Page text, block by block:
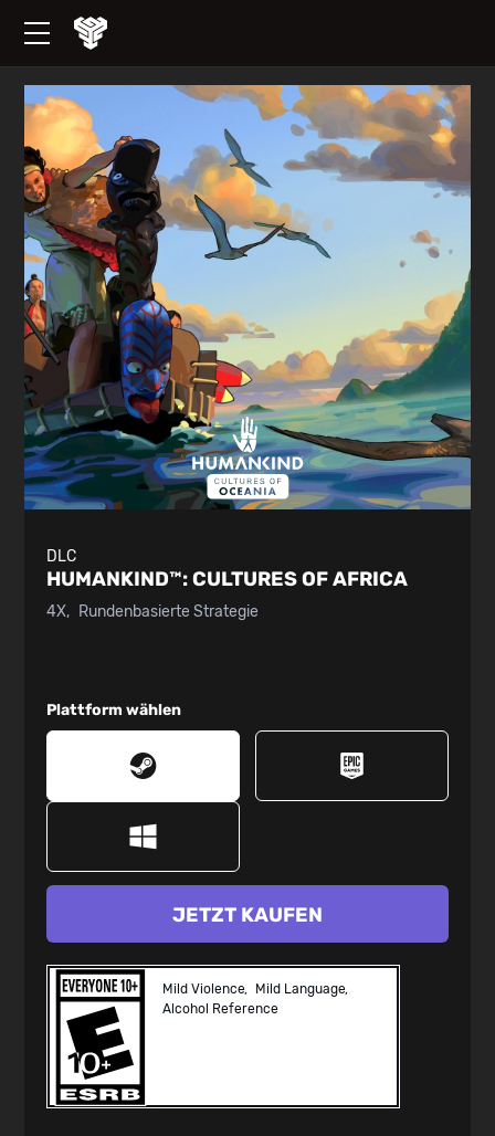
DLC
HUMANKIND™:CULTURES OF AFRICA
4X Rundenbasierte Strategie
Plattform wählen
JETZT KAUFEN
Mild Violence
Mild Language
Alcohol Reference